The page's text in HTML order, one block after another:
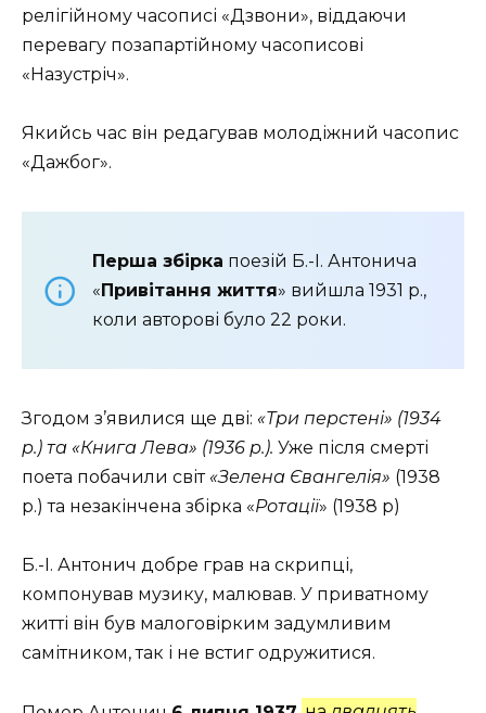
релігійному часописі «Дзвони», віддаючи
перевагу позапартійному часописові
«Назустріч».
Якийсь час він редагував молодіжний часопис
«Дажбог».
Перша збірка поезій Б.-І. Антонича
«Привітання життя» вийшла 1931 р.,
коли авторові було 22 роки.
Згодом з’явилися ще дві: «Три перстені» (1934
р.) та «Книга Лева» (1936 р.). Уже після смерті
поета побачили світ «Зелена Євангелія» (1938
р.) та незакінчена збірка «Ротації» (1938 р)
Б.-І. Антонич добре грав на скрипці,
компонував музику, малював. У приватному
житті він був малоговірким задумливим
самітником, так і не встиг одружитися.